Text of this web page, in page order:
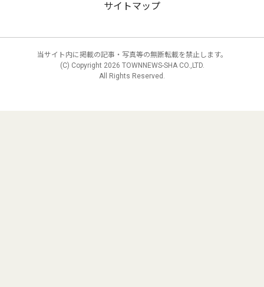
サイトマップ
当サイト内に掲載の記事・写真等の無断転載を禁止します。
(C) Copyright 2026 TOWNNEWS-SHA CO.,LTD.
All Rights Reserved.